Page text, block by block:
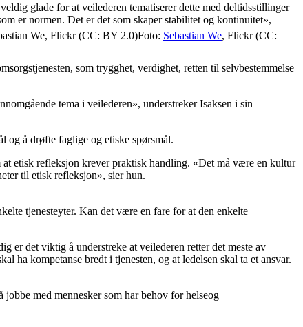
glade for at veilederen tematiserer dette med deltidsstillinger
er normen. Det er det som skaper stabilitet og kontinuitet»,
Foto: Sebastian We, Flickr (CC:
som trygghet, verdighet, retten til selvbestemmelse
tema i veilederen», understreker Isaksen i sin
og å drøfte faglige og etiske spørsmål.
etisk refleksjon krever praktisk handling. «Det må være en kultur
til etisk refleksjon», sier hun.
tjenesteyter. Kan det være en fare for at den enkelte
er det viktig å understreke at veilederen retter det meste av
ha kompetanse bredt i tjenesten, og at ledelsen skal ta et ansvar.
jobbe med mennesker som har behov for helseog